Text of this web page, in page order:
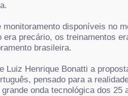
disponíveis no
precário, os treinamentos
brasileira.
Henrique Bonatti a
pensado para a
onda tecnológica dos 25